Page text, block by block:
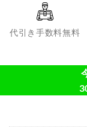
代引き手数料無料